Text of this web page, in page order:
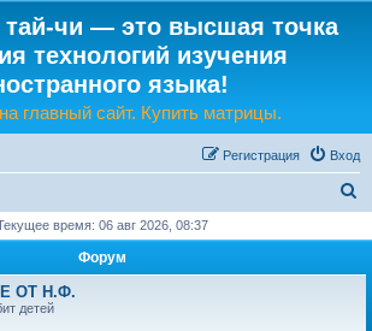
чи — это высшая точка
технологий изучения
языка!
главный сайт. Купить матрицы.
Вход
Регистрация
с
время: 06 авг 2026, 08:37
Форум
ОТ Н.Ф.
детей